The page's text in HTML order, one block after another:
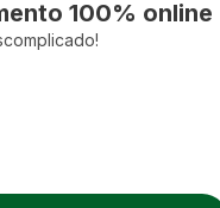
100% online